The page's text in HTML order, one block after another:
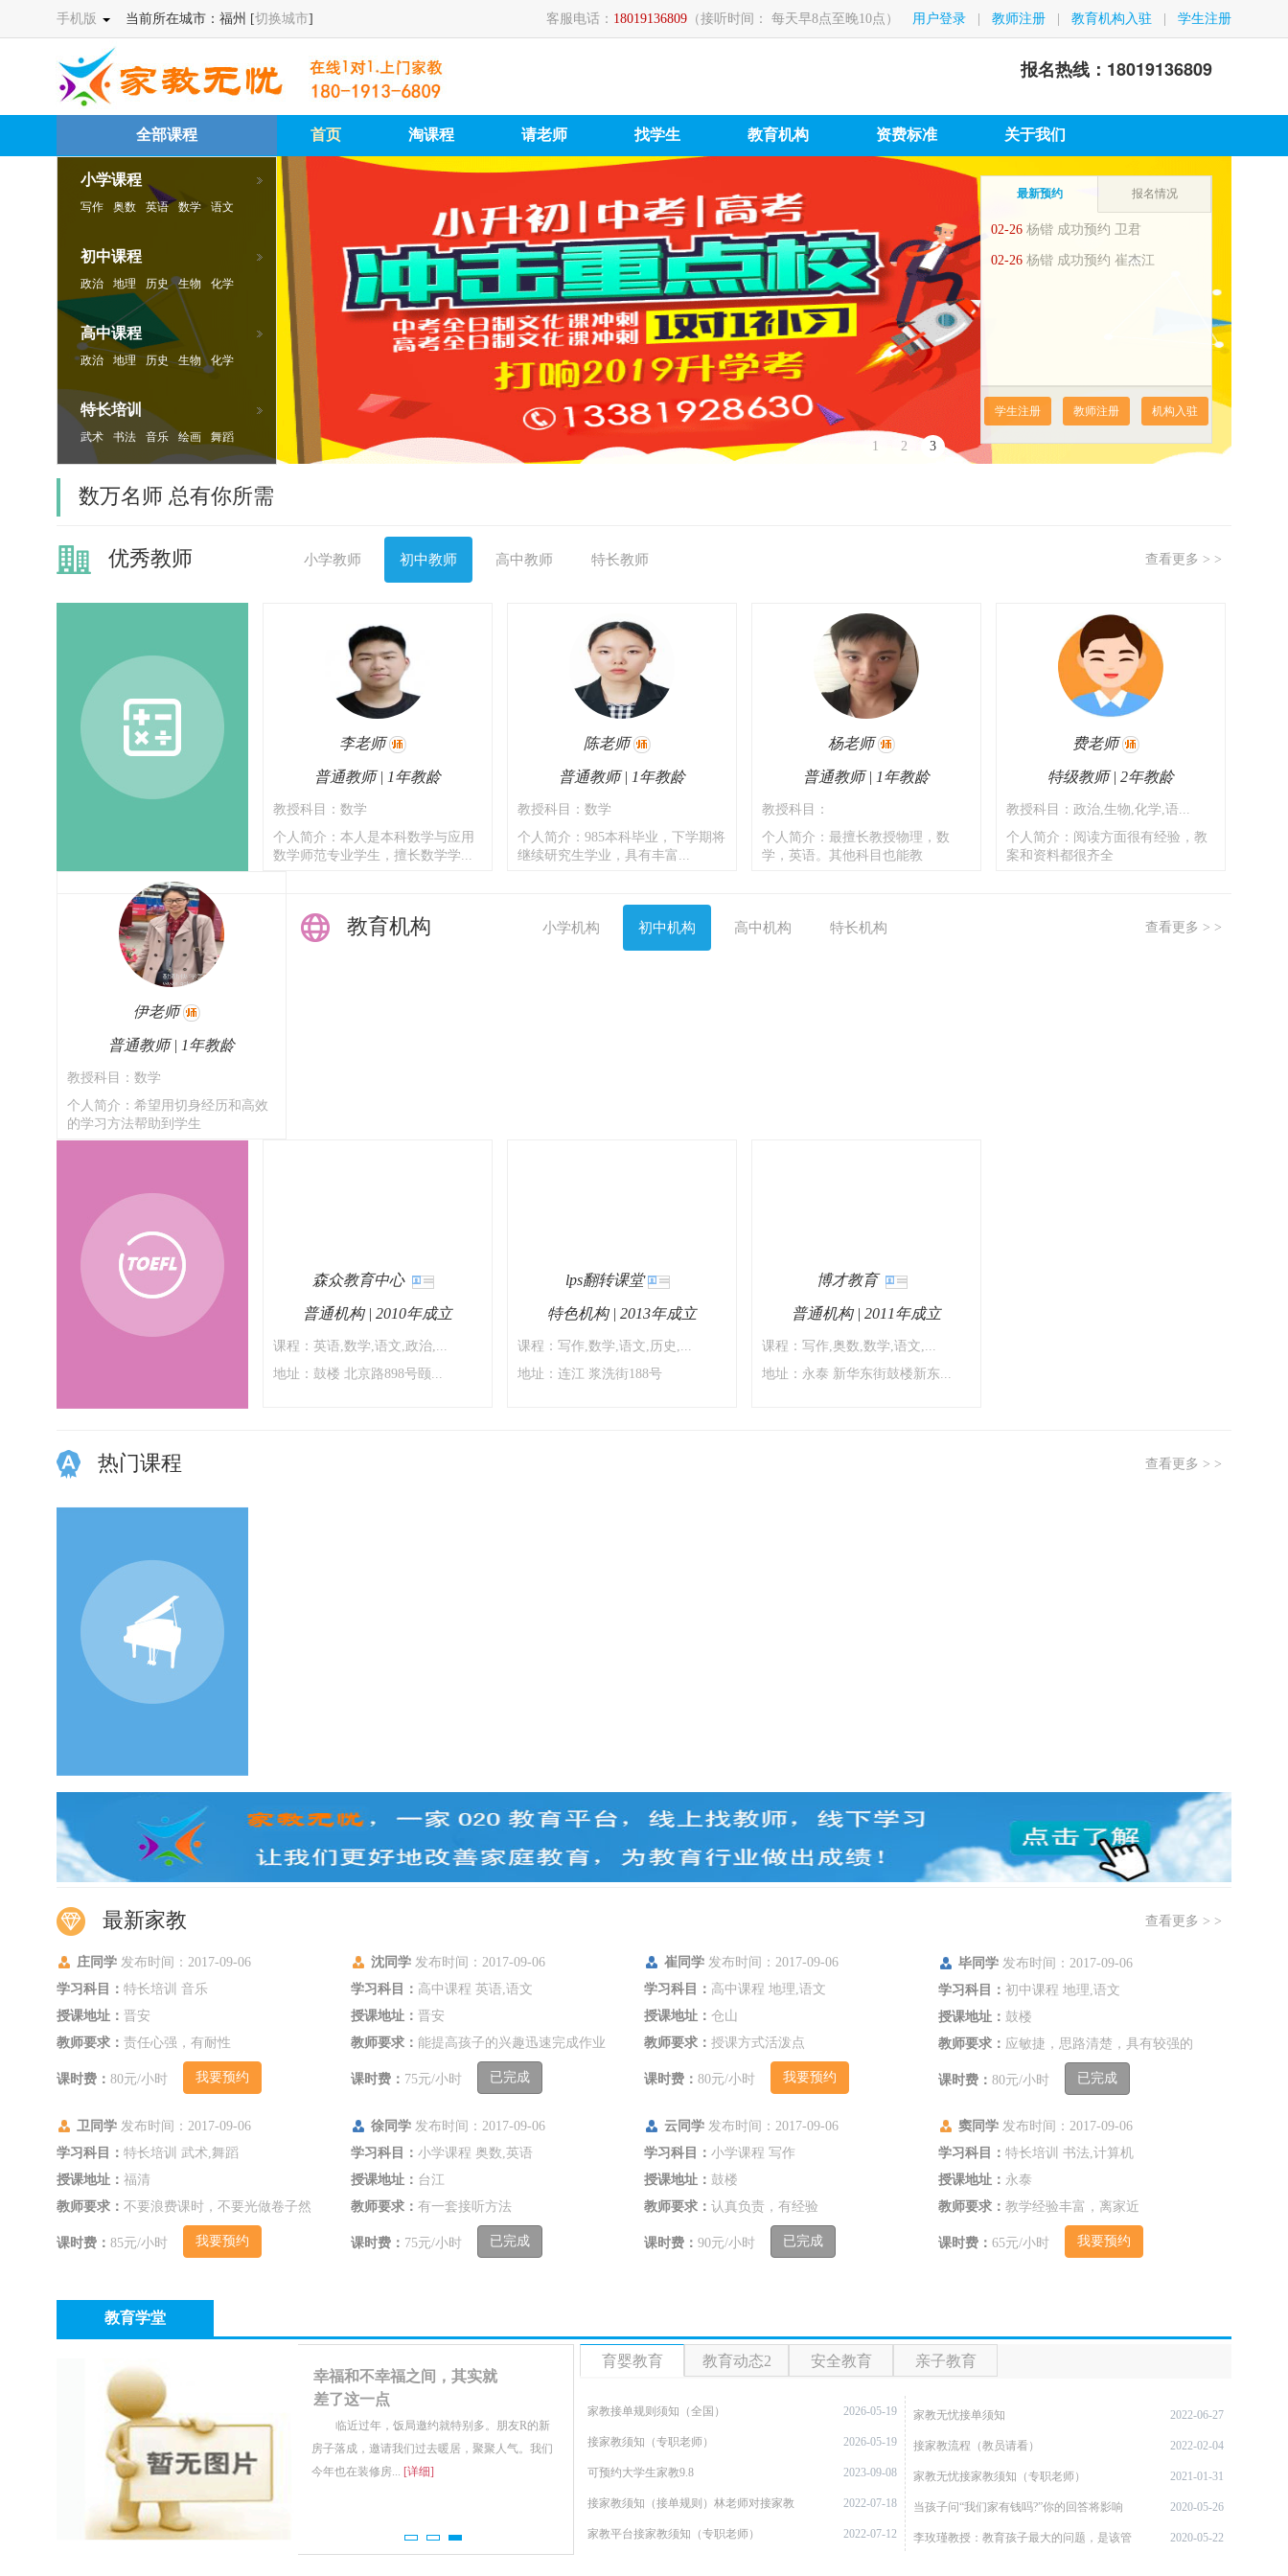
客服电话： 18019136809 （接听时间： 每天早8点至晚10点） 用户登录 教师注册 教育机构入驻 学生注册
手机版 当前所在城市：福州 [切换城市]
报名热线：18019136809
全部课程 首页 淘课程 请老师 找学生 教育机构 资费标准 关于我们
小学课程
写作 奥数 英语 数学 语文
初中课程
政治 地理 历史 生物
化学
物理
数学 语文
高中课程
政治 地理 历史 生物
化学
特长培训
武术 书法 音乐 绘画
舞蹈
计算机
1 2 3
最新预约 报名情况
02-26 杨锴 成功预约 卫君
02-26 杨锴 成功预约 崔杰江
学生注册 教师注册 机构入驻
数万名师 总有你所需
优秀教师 小学教师 初中教师 高中教师 特长教师 查看更多 > >
李老师
普通教师 | 1年教龄
教授科目：数学
个人简介：本人是本科数学与应用
数学师范专业学生，擅长数学学...
陈老师
普通教师 | 1年教龄
教授科目：数学
个人简介：985本科毕业，下学期将
继续研究生学业，具有丰富...
杨老师
普通教师 | 1年教龄
教授科目：
个人简介：最擅长教授物理，数
学，英语。其他科目也能教
费老师
特级教师 | 2年教龄
教授科目：政治,生物,化学,语...
个人简介：阅读方面很有经验，教
案和资料都很齐全
伊老师
普通教师 | 1年教龄
教授科目：数学
个人简介：希望用切身经历和高效
的学习方法帮助到学生
教育机构 小学机构 初中机构 高中机构 特长机构 查看更多 > >
森众教育中心
身
证
普通机构 | 2010年成立
课程：英语,数学,语文,政治,...
地址：鼓楼 北京路898号颐...
lps翻转课堂
身
证
特色机构 | 2013年成立
课程：写作,数学,语文,历史,...
地址：连江 浆洗街188号
博才教育
身
普通机构 | 2011年成立
课程：写作,奥数,数学,语文,...
地址：永泰 新华东街鼓楼新东...
热门课程 查看更多 > >
最新家教 查看更多 > >
庄同学 发布时间：2017-09-06
学习科目： 特长培训 音乐
授课地址： 晋安
教师要求： 责任心强，有耐性
课时费： 80元/小时 我要预约
沈同学发布时间：2017-09-06
学习科目： 高中课程 英语,语文
授课地址： 晋安
教师要求： 能提高孩子的兴趣迅速完成作业
课时费： 75元/小时 已完成
崔同学 发布时间：2017-09-06
学习科目： 高中课程 地理,语文
授课地址： 仓山
教师要求： 授课方式活泼点
课时费： 80元/小时 我要预约
毕同学发布时间：2017-09-06
学习科目： 初中课程 地理,语文
授课地址： 鼓楼
教师要求： 应敏捷，思路清楚，具有较强的
课时费： 80元/小时 已完成
卫同学 发布时间：2017-09-06
学习科目： 特长培训 武术,舞蹈
授课地址： 福清
教师要求： 不要浪费课时，不要光做卷子然
课时费： 85元/小时 我要预约
徐同学发布时间：2017-09-06
学习科目： 小学课程 奥数,英语
授课地址： 台江
教师要求： 有一套接听方法
课时费： 75元/小时 已完成
云同学 发布时间：2017-09-06
学习科目： 小学课程 写作
授课地址： 鼓楼
教师要求： 认真负责，有经验
课时费： 90元/小时 已完成
窦同学发布时间：2017-09-06
学习科目： 特长培训 书法,计算机
授课地址： 永泰
教师要求： 教学经验丰富，离家近
课时费： 65元/小时 我要预约
教育学堂
幸福和不幸福之间，其实就
差了这一点
临近过年，饭局邀约就特别多。朋友R的新
房子落成，邀请我们过去暖居，聚聚人气。我们
今年也在装修房... [详细]
育婴教育 教育动态2 安全教育 亲子教育
家教接单规则须知（全国） 2026-05-19
接家教须知（专职老师） 2026-05-19
可预约大学生家教9.8 2023-09-08
接家教须知（接单规则）林老师对接家教 2022-07-18
家教平台接家教须知（专职老师） 2022-07-12
家教无忧接单须知 2022-06-27
接家教流程（教员请看） 2022-02-04
家教无忧接家教须知（专职老师） 2021-01-31
当孩子问“我们家有钱吗?”你的回答将影响
孩子的一生
2020-05-26
李玫瑾教授：教育孩子最大的问题，是该管 2020-05-22